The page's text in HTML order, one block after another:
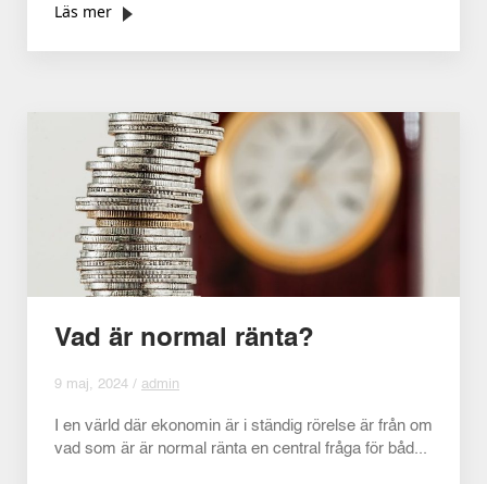
Läs mer
Vad är normal ränta?
9 maj, 2024 / admin
I en värld där ekonomin är i ständig rörelse är från om
vad som är är normal ränta en central fråga för båd...